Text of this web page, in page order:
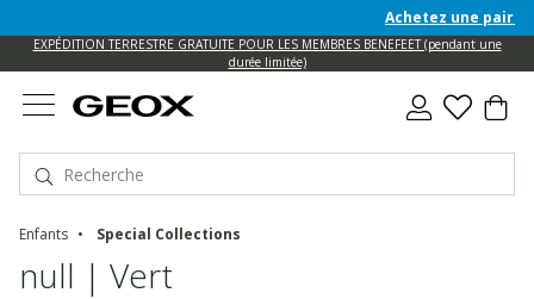
Achetez une paire
EXPÉDITION TERRESTRE GRATUITE POUR LES MEMBRES BENEFEET (pendant une
durée limitée)
Enfants Special Collections
null | Vert